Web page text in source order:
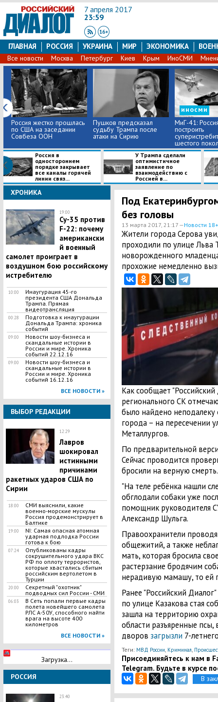
7 апреля 2017
23:59
ГЛАВНАЯ РОССИЯ УКРАИНА МИР ЭКОНОМИКА
Все новости Москва Петербург Киев Крым ИноСМИ
Россия жестко прошлась
по США на заседании
Совбеза ООН
Пушков предсказал
судьбу Трампа после
атаки на Сирию
иносми
МиГ-41:
построить
шестого
Россия в
одностороннем
порядке закрывает
все каналы горячей
линии связ...
У Трампа сделали
оптимистичное
заявление по
взаимодействию с
Россией в...
ХРОНИКА
19:00
Су-35 против
F-22: почему
американски
й военный
самолет проиграет в
воздушном бою российскому
истребителю
10:00
Инаугурация 45-го
президента США Дональда
Трампа. Прямая
видеотрансляция
00:28
Подготовка к инаугурации
Дональда Трампа: хроника
событий
09:00
Новости шоу-бизнеса и
скандальные истории в
России и мире. Хроника
событий 22.12.16
09:00
Новости шоу-бизнеса и
скандальные истории в
России и мире. Хроника
событий 16.12.16
ВСЕ НОВОСТИ »
ВЫБОР РЕДАКЦИИ
12:29
Лавров
шокировал
истинными
причинами
ракетных ударов США по
Сирии
18:00
СМИ выяснили, какие
военно-морские мускулы
Россия продемонстрирует в
Балтике
19:00
NI: Самая опасная атомная
ударная подлодка России
готова к бою
07:24
Опубликованы кадры
сокрушительного удара ВКС
РФ по оплоту террористов,
которые хвастались сбитым
российским вертолетом в
Турции
20:00
Cекретный "охотник"
подводных сил России - СМИ
06:03
В Сеть попали первые кадры
полета новейшего самолета
РЛС А-50У, способного найти
врага на высоте 400
километров
ВСЕ НОВОСТИ »
Загрузка...
РОССИЯ
23:40
Под
без головы
13 марта 2017, 21:17 —Новости 18+
Жители города Серова
проходили по улице Льва
новорожденного
прохожие немедленно
Как сообщает
регионального СК
было найдено
города – на пересечении
Металлургов.
По предварительной
Сейчас проводится
бросили на верную смерть.
"На теле ребёнка нашли
обглодали собаки уже
помощник руководителя
Александр Шульга.
Правоохранители
общежитий, а также
мать, которая бросила
растерзание бродячим
нерадивую мамашу, то ей
Ранее "Российский
по улице Казакова стая
зашла на территорию
области разъяренные
дворов загрызли 7-
Теги: МВД России, Криминал,
Присоединяйтесь к нам в
Telegram. Будьте в курсе
В